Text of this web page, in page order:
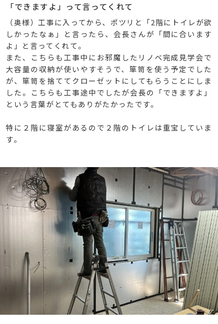
「できますよ」って言ってくれて
（奥様）工事に入ってから、ポツリと「2階にトイレが欲
しかったなぁ」と言ったら、会長さんが「間に合います
よ」と言ってくれて。
また、こちらも工事中にお邪魔したリノベ完成見学会で
大容量の収納が使いやすそうで、箪笥を使う予定でした
が、箪笥を捨ててクローゼットにしてもらうことにしま
した。こちらも工事途中でしたが会長の「できますよ」
という言葉がとてもありがたかったです。
特に２階に寝室があるので２階のトイレは重宝していま
す。